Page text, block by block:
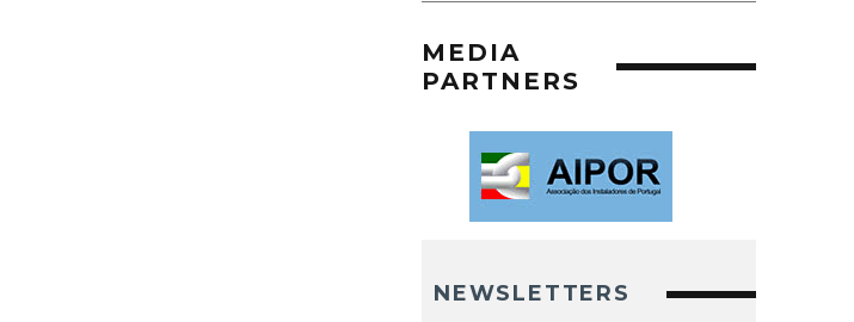
MEDIA
PARTNERS
NEWSLETTERS